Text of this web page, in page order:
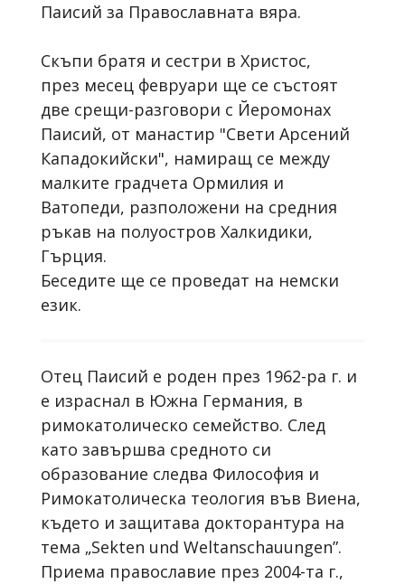
Паисий за Православната вяра.
Скъпи братя и сестри в Христос,
през месец февруари ще се състоят
две срещи-разговори с Йеромонах
Паисий, от манастир "Свети Арсений
Кападокийски", намиращ се между
малките градчета Ормилия и
Ватопеди, разположени на средния
ръкав на полуостров Халкидики,
Гърция.
Беседите ще се проведат на немски
език.
Отец Паисий е роден през 1962-ра г. и
е израснал в Южна Германия, в
римокатолическо семейство. След
като завършва средното си
образование следва Философия и
Римокатолическа теология във Виена,
където и защитава докторантура на
тема „Sekten und Weltanschauungen”.
Приема православие през 2004-та г.,